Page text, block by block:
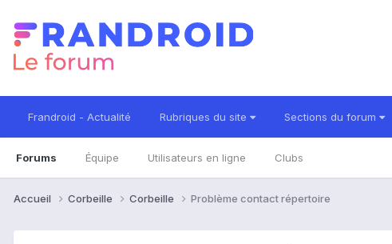
Frandroid - Actualité Rubriques du site Sections du forum
Forums Équipe Utilisateurs en ligne Clubs
Accueil Corbeille Corbeille Problème contact répertoire